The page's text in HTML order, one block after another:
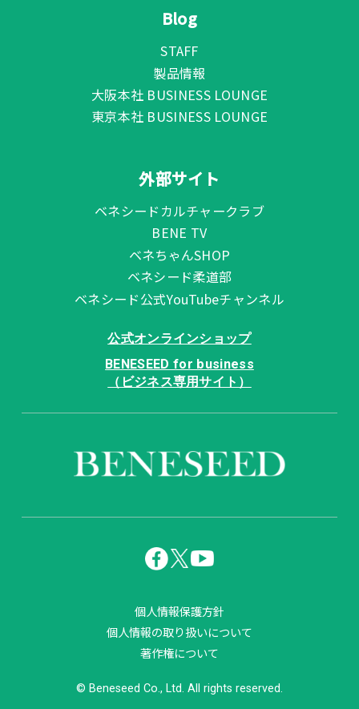
Blog
STAFF
製品情報
大阪本社 BUSINESS LOUNGE
東京本社 BUSINESS LOUNGE
外部サイト
ベネシードカルチャークラブ
BENE TV
ベネちゃんSHOP
ベネシード柔道部
ベネシード公式YouTubeチャンネル
公式オンラインショップ
BENESEED for business
（ビジネス専用サイト）
個人情報保護方針
個人情報の取り扱いについて
著作権について
© Beneseed Co., Ltd. All rights reserved.